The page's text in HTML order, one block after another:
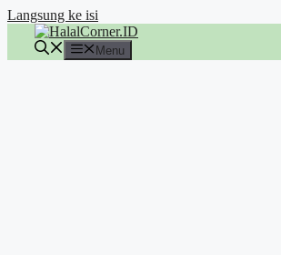
Langsung ke isi
Menu